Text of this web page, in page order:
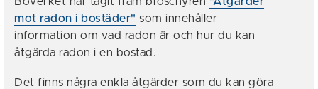
mot radon i bostäder" som innehåller
information om vad radon är och hur du kan
åtgärda radon i en bostad.
Det finns några enkla åtgärder som du kan göra